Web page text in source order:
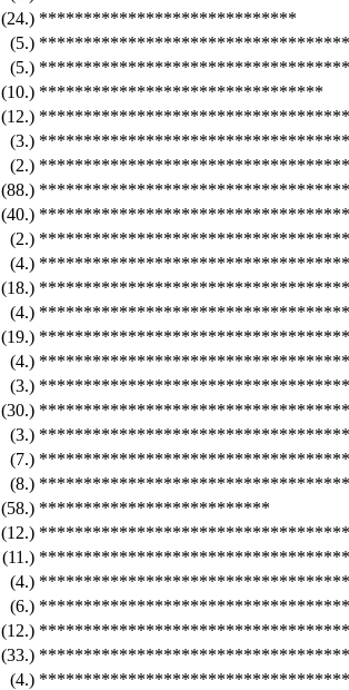
(24.) *****************************
(5.)
(5.)
(10.) ********************************
(12.)
(3.)
(2.)
(88.) ***********************************
(40.)
(2.)
(4.)
(18.) ***********************************
(4.)
(19.)
(4.)
(3.)
(30.)
(3.)
(7.)
(8.)
(58.) **************************
(12.)
(11.) ***********************************
(4.)
(6.)
(12.)
(33.)
(4.)